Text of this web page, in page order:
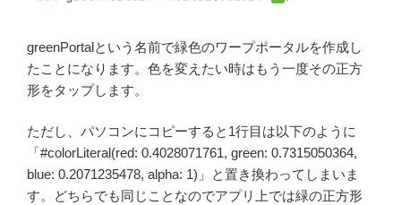
greenPortalという名前で緑色のワープポータルを作成し
たことになります。色を変えたい時はもう一度その正方
形をタップします。
ただし、パソコンにコピーすると1行目は以下のように
「#colorLiteral(red: 0.4028071761, green: 0.7315050364,
blue: 0.2071235478, alpha: 1)」と置き換わってしまいま
す。どちらでも同じことなのでアプリ上では緑の正方形